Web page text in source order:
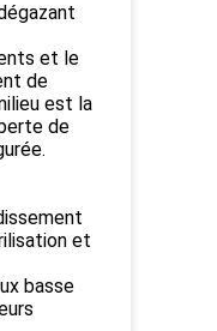
et le
de
est la
de
et
basse